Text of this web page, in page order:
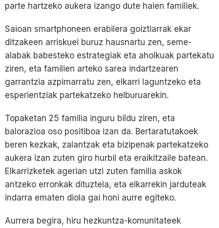
parte hartzeko aukera izango dute haien familiek.
Saioan smartphoneen erabilera goiztiarrak ekar
ditzakeen arriskuei buruz hausnartu zen, seme-
alabak babesteko estrategiak eta aholkuak partekatu
ziren, eta familien arteko sarea indartzearen
garrantzia azpimarratu zen, elkarri laguntzeko eta
esperientziak partekatzeko helburuarekin.
Topaketan 25 familia inguru bildu ziren, eta
balorazioa oso positiboa izan da. Bertaratutakoek
beren kezkak, zalantzak eta bizipenak partekatzeko
aukera izan zuten giro hurbil eta eraikitzaile batean.
Elkarrizketek agerian utzi zuten familia askok
antzeko erronkak dituztela, eta elkarrekin jarduteak
indarra ematen diola gai honi aurre egiteko.
Aurrera begira, hiru hezkuntza-komunitateek